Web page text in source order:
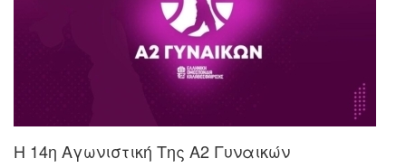
Η 14η Αγωνιστική Της Α2 Γυναικών